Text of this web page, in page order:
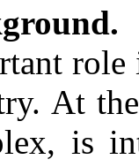
role
At
is